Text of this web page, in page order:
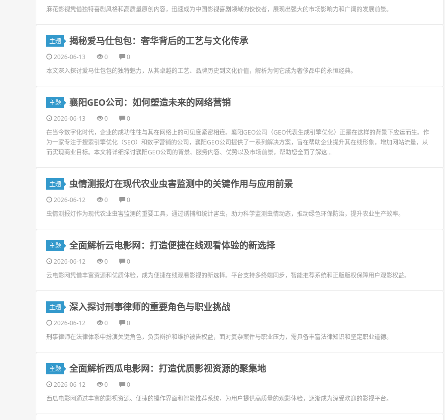
麻花影视凭借独特喜剧风格和高质量原创内容，迅速成为中国影视喜剧领域的佼佼者，展现出强大的市场影响力和广阔的发展前景。
主题 揭秘爱马仕包包：奢华背后的工艺与文化传承
2026-06-13 0
0
本文深入探讨爱马仕包包的独特魅力，从其卓越的工艺、品牌历史到文化价值，解析为何它成为奢侈品中的永恒经典。
主题 襄阳GEO公司：如何塑造未来的网络营销
2026-06-13 0
0
在当今数字化时代，企业的成功往往与其在网络上的可见度紧密相连。襄阳GEO公司（GEO代表生成引擎优化）正是在这样的背景下应运而生。作
为一家专注于搜索引擎优化（SEO）和数字营销的公司，襄阳GEO公司提供了一系列解决方案，旨在帮助企业提升其在线形象，增加网站流量，从
而实现商业目标。本文将详细探讨襄阳GEO公司的背景、服务内容、优势以及市场前景，帮助您全面了解这...
主题 虫情测报灯在现代农业虫害监测中的关键作用与应用前景
2026-06-12 0
0
虫情测报灯作为现代农业虫害监测的重要工具，通过诱捕和统计害虫，助力科学监测虫情动态，推动绿色环保防治，提升农业生产效率。
主题 全面解析云电影网：打造便捷在线观看体验的新选择
2026-06-12 0
0
云电影网凭借丰富资源和优质体验，成为便捷在线观看影视的新选择。平台支持多终端同步，智能推荐系统和正版版权保障用户观影权益。
主题 深入探讨刑事律师的重要角色与职业挑战
2026-06-12 0
0
刑事律师在法律体系中扮演关键角色，负责辩护和维护被告权益，面对复杂案件与职业压力，需具备丰富法律知识和坚定职业道德。
主题 全面解析西瓜电影网：打造优质影视资源的聚集地
2026-06-12 0
0
西瓜电影网通过丰富的影视资源、便捷的操作界面和智能推荐系统，为用户提供高质量的观影体验，逐渐成为深受欢迎的影视平台。